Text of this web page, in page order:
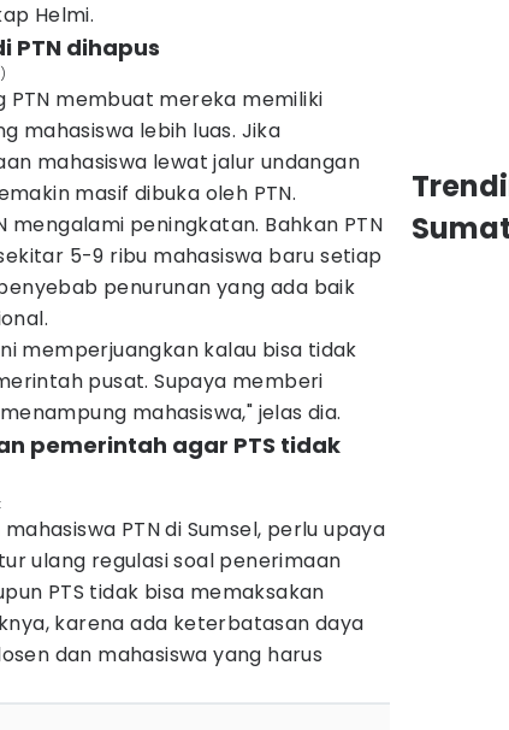
Helmi.
PTN dihapus
PTN membuat mereka memiliki
mahasiswa lebih luas. Jika
mahasiswa lewat jalur undangan
masif dibuka oleh PTN.
mengalami peningkatan. Bahkan PTN
5-9 ribu mahasiswa baru setiap
penurunan yang ada baik
memperjuangkan kalau bisa tidak
pusat. Supaya memberi
mahasiswa," jelas dia.
pemerintah agar PTS tidak
PTN di Sumsel, perlu upaya
ulang regulasi soal penerimaan
PTS tidak bisa memaksakan
karena ada keterbatasan daya
dan mahasiswa yang harus